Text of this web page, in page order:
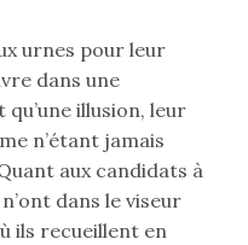
urnes pour leur
dans une
qu’une illusion, leur
n’étant jamais
aux candidats à
dans le viseur
ils recueillent en